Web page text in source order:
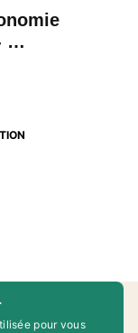
…
pour vous